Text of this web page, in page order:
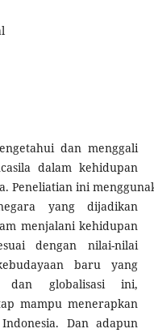
dan menggali
dalam kehidupan
Peneliatian ini
yang dijadikan
menjalani kehidupan
dengan nilai-nilai
baru yang
globalisasi ini,
mampu menerapkan
Dan adapun